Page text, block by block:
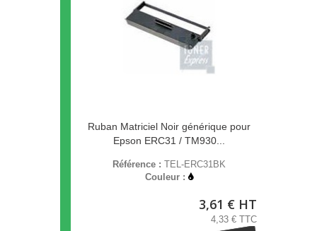
Ruban Matriciel Noir générique pour
Epson ERC31 / TM930...
Référence : TEL-ERC31BK
Couleur :
3,61 € HT
4,33 € TTC